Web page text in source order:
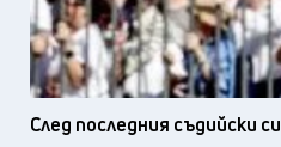
След последния съдийски